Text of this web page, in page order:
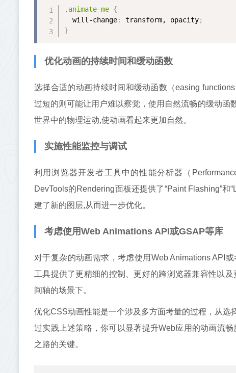
.animate-me {
will-change: transform, opacity;
}
优化动画的持续时间和缓动函数
选择合适的动画持续时间和缓动函数（easing
过短的则可能让用户难以察觉，使用自然流畅的缓动函
世界中的物理运动,使动画看起来更加自然。
实施性能监控与调试
利用浏览器开发者工具中的性能分析器（
DevTools的Rendering面板还提供了“Paint Flashing”
建了新的图层,从而进一步优化。
考虑使用Web Animations API或GSAP等库
对于复杂的动画需求，考虑使用Web Animations API
工具提供了更精细的控制、更好的跨浏览器兼容性以
间轴的场景下。
优化CSS动画性能是一个涉及多方面考量的过程，从
过实践上述策略，你可以显著提升Web应用的动画流
之路的关键。